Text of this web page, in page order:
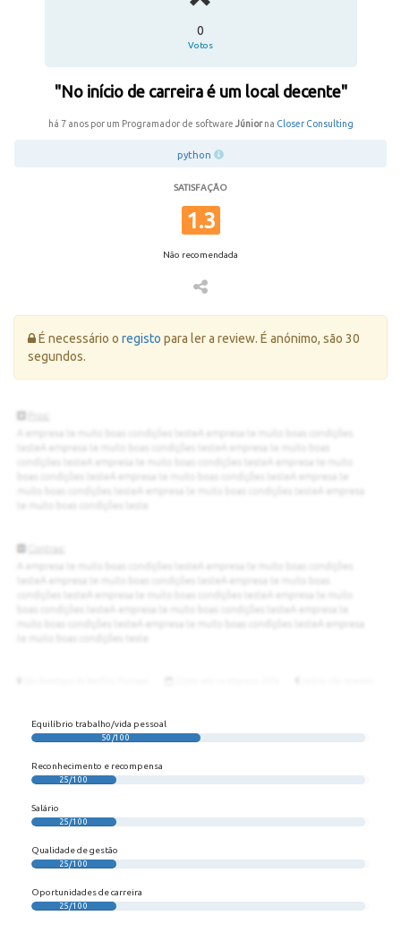
0
Votos
"No início de carreira é um local decente"
há 7 anos por um Programador de software Júniorna Closer Consulting
python
SATISFAÇÃO
1.3
Não recomendada
Erro:
É necessário o registo para ler a review. É anónimo, são 30
segundos.
Equilíbrio trabalho/vida pessoal
50/100
Reconhecimento e recompensa
25/100
Salário
25/100
Qualidade de gestão
25/100
Oportunidades de carreira
25/100